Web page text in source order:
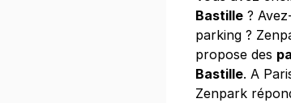
Bastille ?
parking ?
propose des
Bastille. A
Zenpark